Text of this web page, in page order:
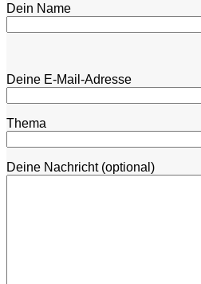
Dein Name
Deine E-Mail-Adresse
Thema
Deine Nachricht (optional)